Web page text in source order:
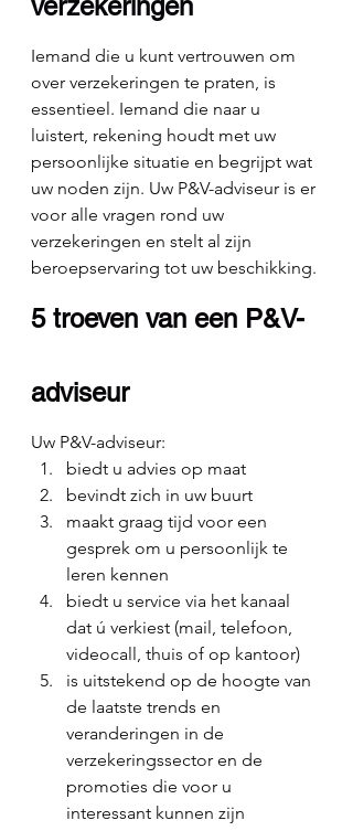
Iemand die u kunt vertrouwen om
over verzekeringen te praten, is
essentieel. Iemand die naar u
luistert, rekening houdt met uw
persoonlijke situatie en begrijpt wat
uw noden zijn. Uw P&V-adviseur is er
voor alle vragen rond uw
verzekeringen en stelt al zijn
beroepservaring tot uw beschikking.
5 troeven van een P&V-
adviseur
Uw P&V-adviseur:
biedt u advies op maat
bevindt zich in uw buurt
maakt graag tijd voor een
gesprek om u persoonlijk te
leren kennen
biedt u service via het kanaal
dat ú verkiest (mail, telefoon,
videocall, thuis of op kantoor)
is uitstekend op de hoogte van
de laatste trends en
veranderingen in de
verzekeringssector en de
promoties die voor u
interessant kunnen zijn